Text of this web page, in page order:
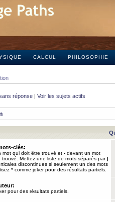
CALCUL PHILOSOPHIE
réponse | Voir les sujets actifs
clés:
mot qui doit être trouvé et - devant un mot
Mettez une liste de mots séparés par|
discontinues si seulement un des mots
* comme joker pour des résultats partiels.
pour des résultats partiels.